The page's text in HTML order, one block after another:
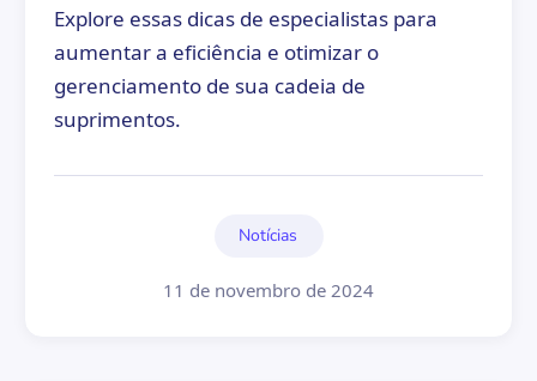
Explore essas dicas de especialistas para
aumentar a eficiência e otimizar o
gerenciamento de sua cadeia de
suprimentos.
Notícias
11 de novembro de 2024